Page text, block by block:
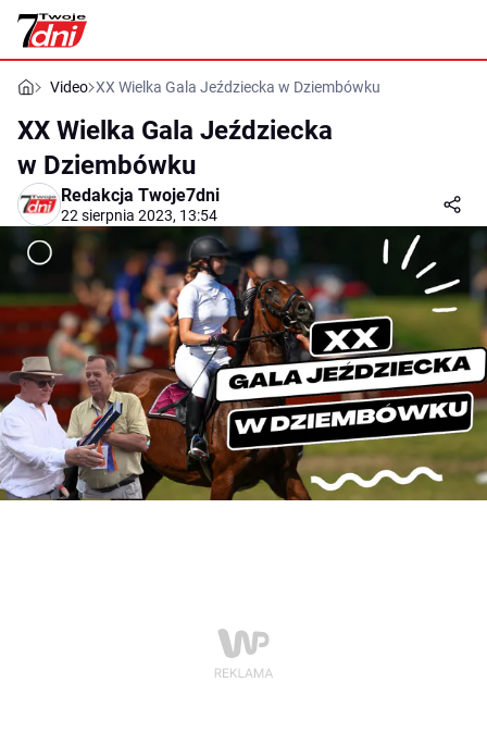
Video XX Wielka Gala Jeździecka w Dziembówku
XX Wielka Gala Jeździecka
w Dziembówku
Redakcja Twoje7dni
22 sierpnia 2023, 13:54